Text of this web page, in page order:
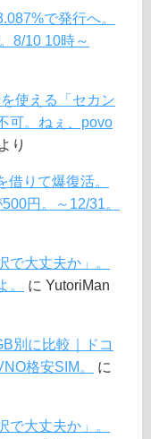
で発行へ。
8/10 10時～
使える「セカン
可。ねぇ、povo
より
りて爆復活。
円。～12/31。
で大丈夫か」。
に YutoriMan
別に比較｜ドコ
格安SIM。
に
で大丈夫か」。